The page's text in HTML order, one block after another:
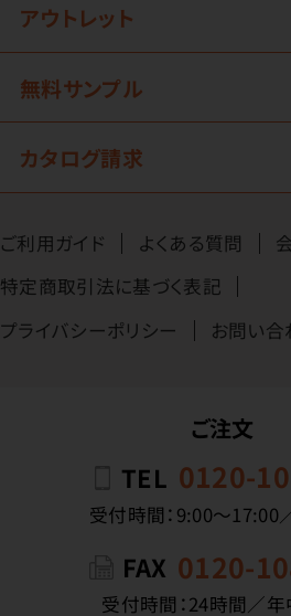
アウトレット
無料サンプル
カタログ請求
ご利用ガイド よくある質問
特定商取引法に基づく表記
プライバシーポリシー
お問い合
ご注文
TEL 0120-
受付時間：9:00〜17:00
FAX 0120-
受付時間：24時間／